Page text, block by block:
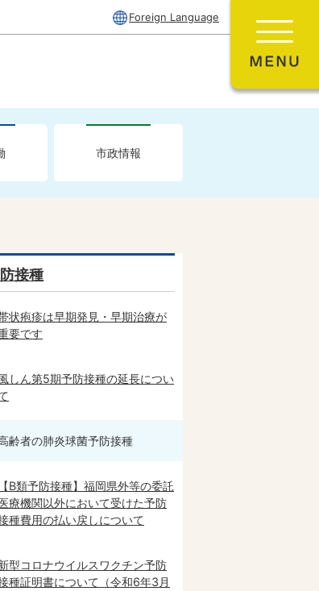
Foreign Language
市政情報
接種
状疱疹は早期発見・早期治療が
要です
風しん第5期予防接種の延長につい
齢者の肺炎球菌予防接種
【B類予防接種】福岡県外等の委託
療機関以外において受けた予防
種費用の払い戻しについて
型コロナウイルスワクチン予防
種証明書について（令和6年3月